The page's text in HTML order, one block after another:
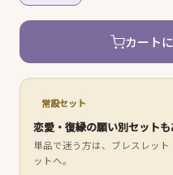
カート
常設セット
恋愛・復縁の願い別セット
単品で迷う方は、ブレスレッ
ットへ。